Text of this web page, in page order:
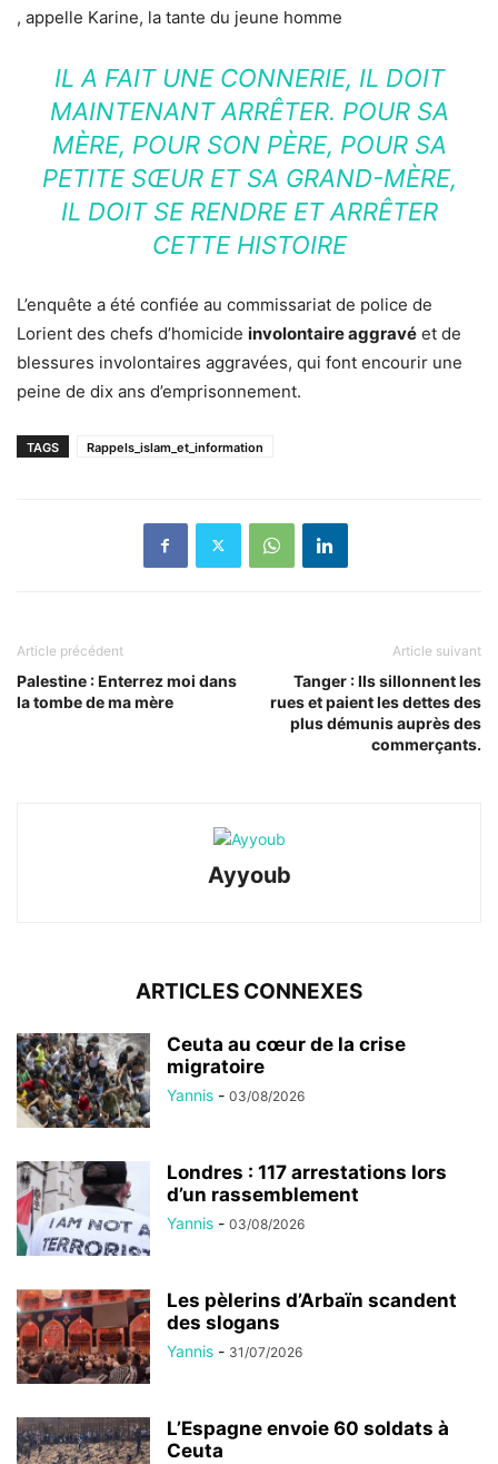
, appelle Karine, la tante du jeune homme
IL A FAIT UNE CONNERIE, IL DOIT
MAINTENANT ARRÊTER. POUR SA
MÈRE, POUR SON PÈRE, POUR SA
PETITE SŒUR ET SA GRAND-MÈRE,
IL DOIT SE RENDRE ET ARRÊTER
CETTE HISTOIRE
L’enquête a été confiée au commissariat de police de
Lorient des chefs d’homicide involontaire aggravé et de
blessures involontaires aggravées, qui font encourir une
peine de dix ans d’emprisonnement.
TAGS Rappels_islam_et_information
Article précédent
Palestine : Enterrez moi dans
la tombe de ma mère
Article suivant
Tanger : Ils sillonnent les
rues et paient les dettes des
plus démunis auprès des
commerçants.
Ayyoub
ARTICLES CONNEXES
Ceuta au cœur de la crise
migratoire
Yannis - 03/08/2026
Londres : 117 arrestations lors
d’un rassemblement
Yannis - 03/08/2026
Les pèlerins d’Arbaïn scandent
des slogans
Yannis - 31/07/2026
L’Espagne envoie 60 soldats à
Ceuta